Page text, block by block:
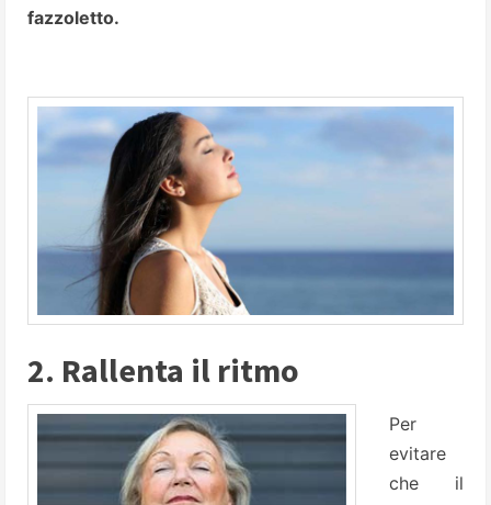
fazzoletto.
2. Rallenta il ritmo
Per
evitare
che il